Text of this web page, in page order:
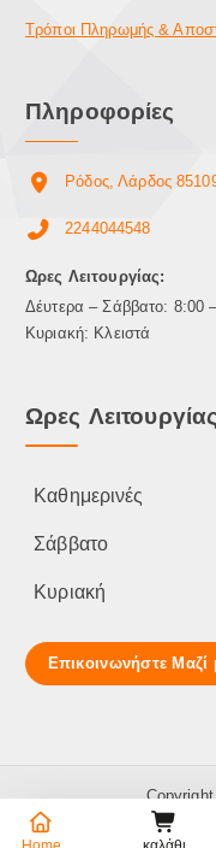
Τρόποι Πληρωμής &
Πληροφορίες
Ρόδος, Λάρδος
2244044548
Ωρες Λειτουργίας:
Δέυτερα – Σάββατο: 8:00
Κυριακή: Κλειστά
Ωρες Λειτουργίας
Καθημερινές
Σάββατο
Κυριακή
Επικοινωνήστε Μαζί